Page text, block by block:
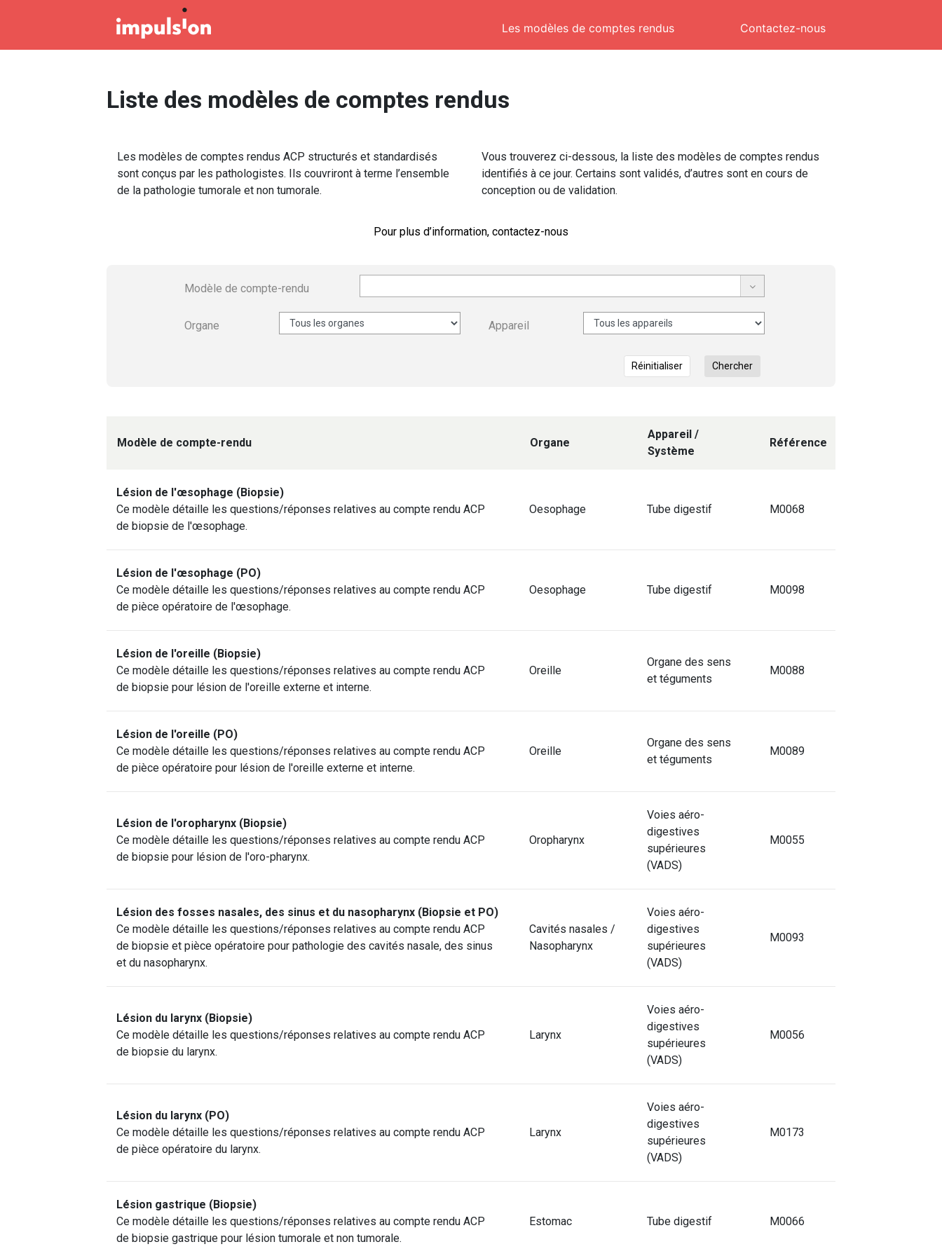
Les modèles de comptes rendus Contactez-nous
Liste des modèles de comptes rendus
Les modèles de comptes rendus ACP structurés et standardisés
sont conçus par les pathologistes. Ils couvriront à terme l’ensemble
de la pathologie tumorale et non tumorale.
Vous trouverez ci-dessous, la liste des modèles de comptes rendus
identifiés à ce jour. Certains sont validés, d’autres sont en cours de
conception ou de validation.
Pour plus d’information, contactez-nous
Modèle de compte-rendu
Organe Appareil
Réinitialiser Chercher
Modèle de compte-rendu Organe
Appareil /
Système
Référence
Lésion de l'œsophage (Biopsie)
Ce modèle détaille les questions/réponses relatives au compte rendu ACP
de biopsie de l'œsophage.
Oesophage Tube digestif M0068
Lésion de l'œsophage (PO)
Ce modèle détaille les questions/réponses relatives au compte rendu ACP
de pièce opératoire de l'œsophage.
Oesophage Tube digestif M0098
Lésion de l'oreille (Biopsie)
Ce modèle détaille les questions/réponses relatives au compte rendu ACP
de biopsie pour lésion de l'oreille externe et interne.
Oreille
Organe des sens
et téguments
M0088
Lésion de l'oreille (PO)
Ce modèle détaille les questions/réponses relatives au compte rendu ACP
de pièce opératoire pour lésion de l'oreille externe et interne.
Oreille
Organe des sens
et téguments
M0089
Lésion de l'oropharynx (Biopsie)
Ce modèle détaille les questions/réponses relatives au compte rendu ACP
de biopsie pour lésion de l'oro-pharynx.
Oropharynx
Voies aéro-
digestives
supérieures
(VADS)
M0055
Lésion des fosses nasales, des sinus et du nasopharynx (Biopsie et PO)
Ce modèle détaille les questions/réponses relatives au compte rendu ACP
de biopsie et pièce opératoire pour pathologie des cavités nasale, des sinus
et du nasopharynx.
Cavités nasales /
Nasopharynx
Voies aéro-
digestives
supérieures
(VADS)
M0093
Lésion du larynx (Biopsie)
Ce modèle détaille les questions/réponses relatives au compte rendu ACP
de biopsie du larynx.
Larynx
Voies aéro-
digestives
supérieures
(VADS)
M0056
Lésion du larynx (PO)
Ce modèle détaille les questions/réponses relatives au compte rendu ACP
de pièce opératoire du larynx.
Larynx
Voies aéro-
digestives
supérieures
(VADS)
M0173
Lésion gastrique (Biopsie)
Ce modèle détaille les questions/réponses relatives au compte rendu ACP
de biopsie gastrique pour lésion tumorale et non tumorale.
Estomac Tube digestif M0066